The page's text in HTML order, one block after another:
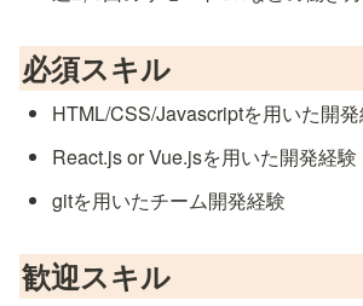
必須スキル
HTML/CSS/Javascriptを用いた開
React.js or Vue.jsを用いた開発経験
gitを用いたチーム開発経験
歓迎スキル